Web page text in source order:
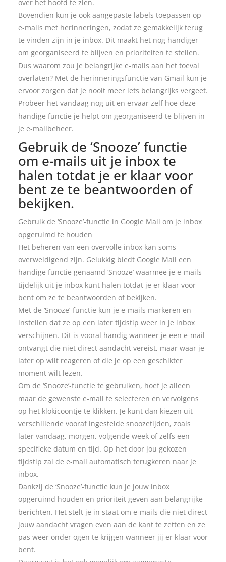
over het hoofd te zien.
Bovendien kun je ook aangepaste labels toepassen op
e-mails met herinneringen, zodat ze gemakkelijk terug
te vinden zijn in je inbox. Dit maakt het nog handiger
om georganiseerd te blijven en prioriteiten te stellen.
Dus waarom zou je belangrijke e-mails aan het toeval
overlaten? Met de herinneringsfunctie van Gmail kun je
ervoor zorgen dat je nooit meer iets belangrijks vergeet.
Probeer het vandaag nog uit en ervaar zelf hoe deze
handige functie je helpt om georganiseerd te blijven in
je e-mailbeheer.
Gebruik de ‘Snooze’ functie
om e-mails uit je inbox te
halen totdat je er klaar voor
bent ze te beantwoorden of
bekijken.
Gebruik de ‘Snooze’-functie in Google Mail om je inbox
opgeruimd te houden
Het beheren van een overvolle inbox kan soms
overweldigend zijn. Gelukkig biedt Google Mail een
handige functie genaamd ‘Snooze’ waarmee je e-mails
tijdelijk uit je inbox kunt halen totdat je er klaar voor
bent om ze te beantwoorden of bekijken.
Met de ‘Snooze’-functie kun je e-mails markeren en
instellen dat ze op een later tijdstip weer in je inbox
verschijnen. Dit is vooral handig wanneer je een e-mail
ontvangt die niet direct aandacht vereist, maar waar je
later op wilt reageren of die je op een geschikter
moment wilt lezen.
Om de ‘Snooze’-functie te gebruiken, hoef je alleen
maar de gewenste e-mail te selecteren en vervolgens
op het klokicoontje te klikken. Je kunt dan kiezen uit
verschillende vooraf ingestelde snoozetijden, zoals
later vandaag, morgen, volgende week of zelfs een
specifieke datum en tijd. Op het door jou gekozen
tijdstip zal de e-mail automatisch terugkeren naar je
inbox.
Dankzij de ‘Snooze’-functie kun je jouw inbox
opgeruimd houden en prioriteit geven aan belangrijke
berichten. Het stelt je in staat om e-mails die niet direct
jouw aandacht vragen even aan de kant te zetten en ze
pas weer onder ogen te krijgen wanneer jij er klaar voor
bent.